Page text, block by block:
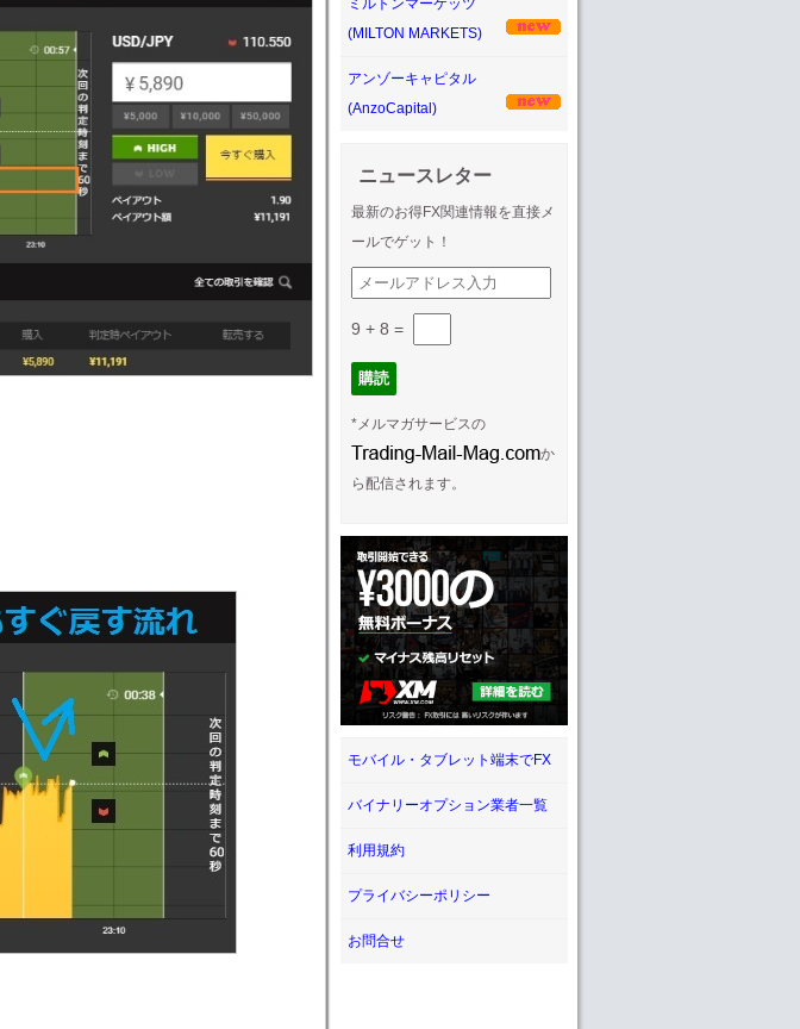
ミルトンマーケッツ
(MILTON MARKETS)
アンゾーキャピタル
(AnzoCapital)
ニュースレター
最新のお得FX関連情報を直接メ
ールでゲット！
9 + 8 =
*メルマガサービスの
か
ら配信されます。
モバイル・タブレット端末でFX
バイナリーオプション業者一覧
利用規約
プライバシーポリシー
お問合せ